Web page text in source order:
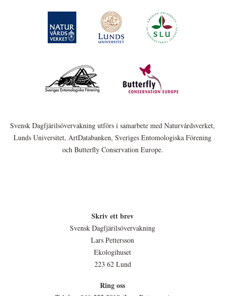
Svensk Dagfjärilsövervakning utförs i samarbete med Naturvårdsverket,
Lunds Universitet, ArtDatabanken, Sveriges Entomologiska Förening
och Butterfly Conservation Europe.
Skriv ett brev
Svensk Dagfjärilsövervakning
Lars Pettersson
Ekologihuset
223 62 Lund
Ring oss